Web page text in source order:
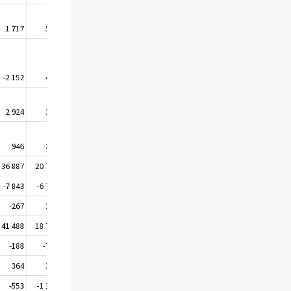
1 717
589
-2 152
460
2 924
349
946
-220
36 887
20 762
-7 843
-6 725
-267
363
41 488
18 716
-188
-764
364
364
-553
-1 129